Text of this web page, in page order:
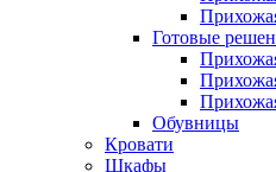
Готовые
Обувницы
Кровати
Шкафы